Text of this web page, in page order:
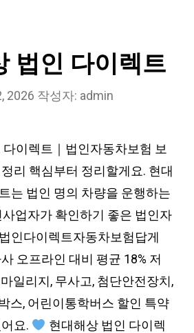
법인 다이렉트
2026 작성자: admin
이렉트｜법인자동차보험 보
정리 핵심부터 정리할게요. 현대
는 법인 명의 차량을 운행하는
사업자가 확인하기 좋은 법인자
인다이렉트자동차보험답게
오프라인 대비 평균 18% 저
일리지, 무사고, 첨단안전장치,
스, 어린이통학버스 할인 특약
요.
현대해상 법인 다이렉